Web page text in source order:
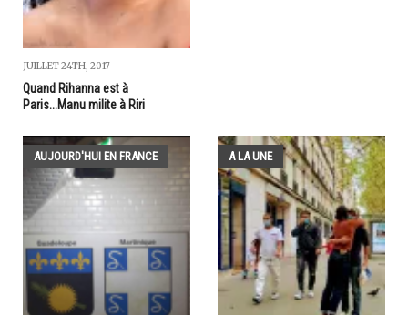
JUILLET 24TH, 2017
Quand Rihanna est à
Paris...Manu milite à Riri
AUJOURD'HUI EN FRANCE A LA UNE